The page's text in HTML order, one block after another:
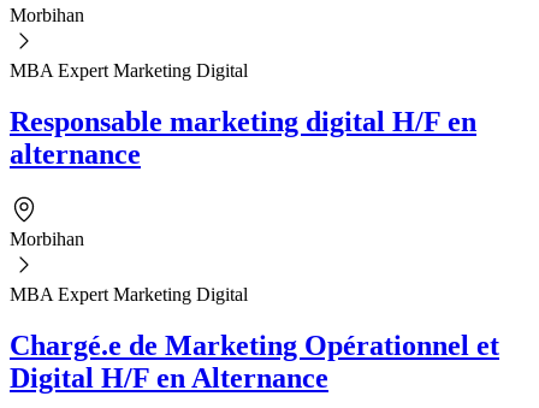
Morbihan
MBA Expert Marketing Digital
Responsable marketing digital H/F en
alternance
Morbihan
MBA Expert Marketing Digital
Chargé.e de Marketing Opérationnel et
Digital H/F en Alternance